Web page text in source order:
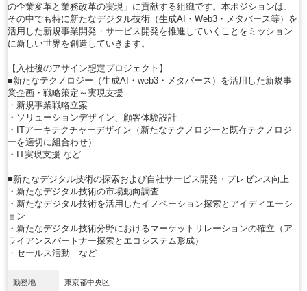
の企業変革と業務改革の実現」に貢献する組織です。本ポジションは、
その中でも特に新たなデジタル技術（生成AI・Web3・メタバース等）を
活用した新規事業開発・サービス開発を推進していくことをミッション
に新しい世界を創造していきます。
【入社後のアサイン想定プロジェクト】
■新たなテクノロジー（生成AI・web3・メタバース）を活用した新規事
業企画・戦略策定～実現支援
・新規事業戦略立案
・ソリューションデザイン、顧客体験設計
・ITアーキテクチャーデザイン（新たなテクノロジーと既存テクノロジ
ーを適切に組合わせ）
・IT実現支援 など
■新たなデジタル技術の探索および自社サービス開発・プレゼンス向上
・新たなデジタル技術の市場動向調査
・新たなデジタル技術を活用したイノベーション探索とアイディエーシ
ョン
・新たなデジタル技術分野におけるマーケットリレーションの確立（ア
ライアンスパートナー探索とエコシステム形成）
・セールス活動 など
勤務地 東京都中央区